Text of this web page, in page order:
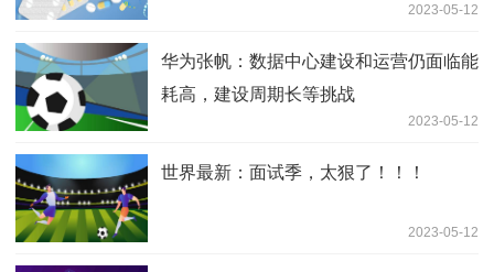
2023-05-12
华为张帆：数据中心建设和运营仍面临能
耗高，建设周期长等挑战
2023-05-12
世界最新：面试季，太狠了！！！
2023-05-12